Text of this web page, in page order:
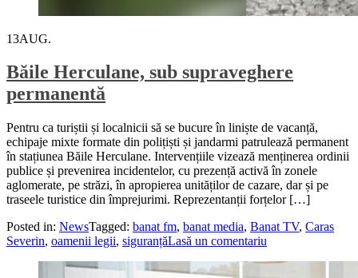
13AUG.
Băile Herculane, sub supraveghere
permanentă
Pentru ca turiștii și localnicii să se bucure în liniște de vacanță,
echipaje mixte formate din polițiști și jandarmi patrulează permanent
în stațiunea Băile Herculane. Intervențiile vizează menținerea ordinii
publice și prevenirea incidentelor, cu prezență activă în zonele
aglomerate, pe străzi, în apropierea unităților de cazare, dar și pe
traseele turistice din împrejurimi. Reprezentanții forțelor […]
Posted in: NewsTagged: banat fm, banat media, Banat TV, Caras
Severin, oamenii legii, siguranțăLasă un comentariu